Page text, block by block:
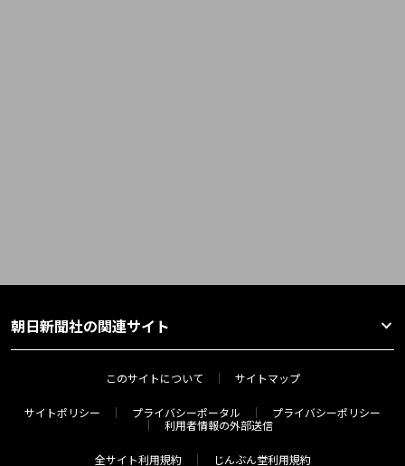
朝日新聞社の関連サイト
このサイトについて サイトマップ
サイトポリシー プライバシーポータル
プライバシーポリシー
利用者情報の外部送信
全サイト利用規約 じんぶん堂利用規約